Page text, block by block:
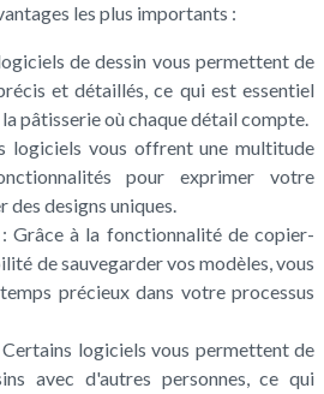
les plus importants :
de dessin vous permettent de
et détaillés, ce qui est essentiel
pâtisserie où chaque détail compte.
logiciels vous offrent une multitude
pour exprimer votre
designs uniques.
Grâce à la fonctionnalité de copier-
de sauvegarder vos modèles, vous
précieux dans votre processus
logiciels vous permettent de
avec d'autres personnes, ce qui